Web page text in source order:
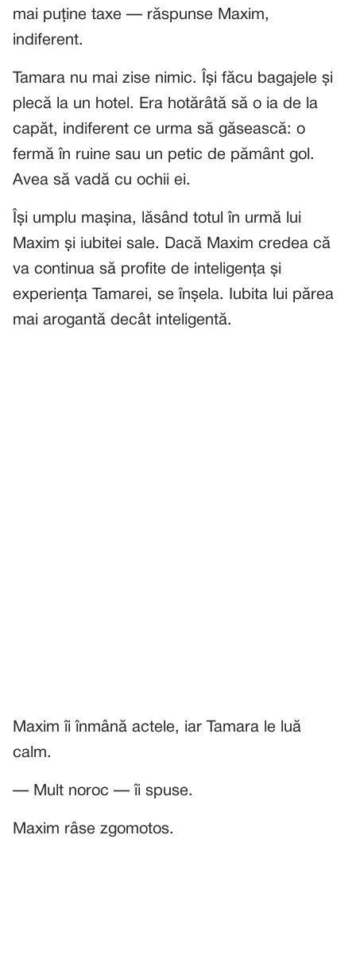
mai puține taxe — răspunse Maxim,
indiferent.
Tamara nu mai zise nimic. Își făcu bagajele și
plecă la un hotel. Era hotărâtă să o ia de la
capăt, indiferent ce urma să găsească: o
fermă în ruine sau un petic de pământ gol.
Avea să vadă cu ochii ei.
Își umplu mașina, lăsând totul în urmă lui
Maxim și iubitei sale. Dacă Maxim credea că
va continua să profite de inteligența și
experiența Tamarei, se înșela. Iubita lui părea
mai arogantă decât inteligentă.
Maxim îi înmână actele, iar Tamara le luă
calm.
— Mult noroc — îi spuse.
Maxim râse zgomotos.